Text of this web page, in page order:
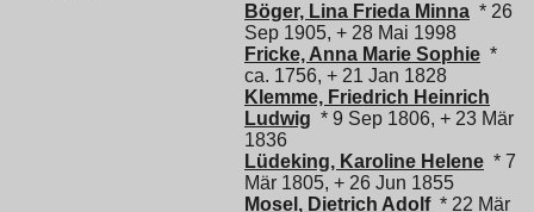
Böger, Lina Frieda Minna * 26
Sep 1905, + 28 Mai 1998
Fricke, Anna Marie Sophie *
ca. 1756, + 21 Jan 1828
Klemme, Friedrich Heinrich
Ludwig * 9 Sep 1806, + 23 Mär
1836
Lüdeking, Karoline Helene * 7
Mär 1805, + 26 Jun 1855
Mosel, Dietrich Adolf* 22 Mär